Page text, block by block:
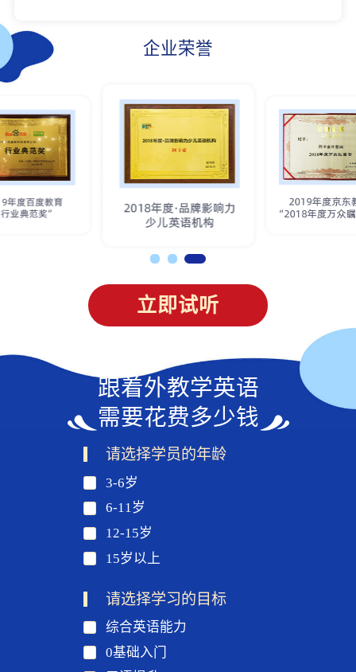
企业荣誉
立即试听
跟着外教学英语
需要花费多少钱
请选择学员的年龄
3-6岁
6-11岁
12-15岁
15岁以上
请选择学习的目标
综合英语能力
0基础入门